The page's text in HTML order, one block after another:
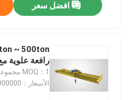
افضل سعر
رافعة علوية
MOQ：1 مجموعة
الأسعار：USD5000~USD1000000